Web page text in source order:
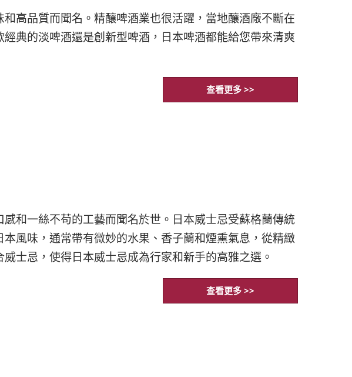
高品質而聞名。精釀啤酒業也很活躍，當地釀酒廠不斷在
典的淡啤酒還是創新型啤酒，日本啤酒都能給您帶來清爽
查看更多 >>
和一絲不苟的工藝而聞名於世。日本威士忌受蘇格蘭傳統
風味，通常帶有微妙的水果、香子蘭和煙熏氣息，從精緻
士忌，使得日本威士忌成為行家和新手的高雅之選。
查看更多 >>